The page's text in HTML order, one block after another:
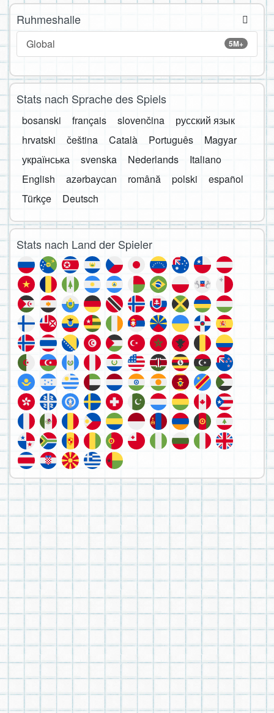
Ruhmeshalle
5M+
Global
Stats nach Sprache des Spiels
bosanski français slovenčina
русский язык
hrvatski
čeština Català Português
Magyar
українська
svenska Nederlands
Italiano
English
azərbaycan română polski
español
Türkçe
Deutsch
Stats nach Land der Spieler